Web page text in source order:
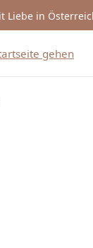
Liebe in